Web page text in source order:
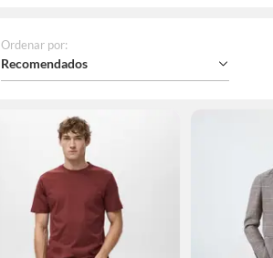
Ordenar por:
Recomendados